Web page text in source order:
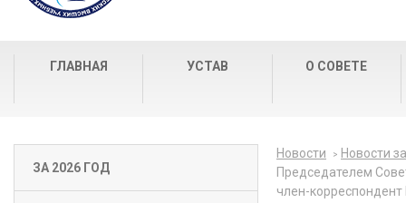
ГЛАВНАЯ УСТАВ О СОВЕТЕ
ЗА 2026 ГОД
Новости
Новости
Председателем
член-